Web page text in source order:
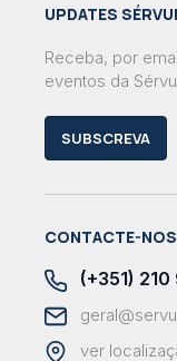
UPDATES
Receba, por
eventos da
SUBSCREVA
CONTACTE-NOS
(+351)
ver